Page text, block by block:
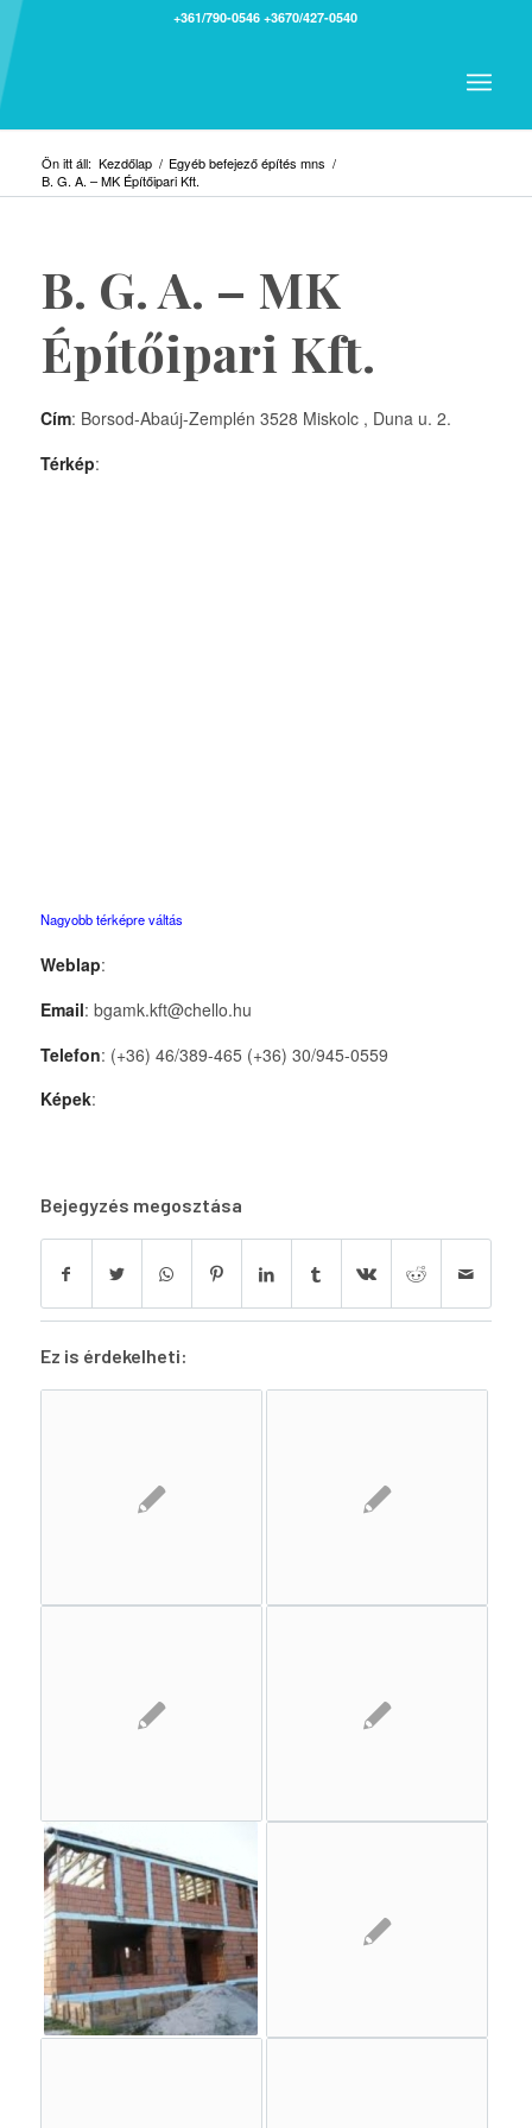
+361/790-0546 +3670/427-0540
Ön itt áll: Kezdőlap / Egyéb befejező építés mns /
B. G. A. – MK Építőipari Kft.
B. G. A. – MK
Építőipari Kft.
Cím: Borsod-Abaúj-Zemplén 3528 Miskolc , Duna u. 2.
Térkép:
Nagyobb térképre váltás
Weblap:
Email: bgamk.kft@chello.hu
Telefon: (+36) 46/389-465 (+36) 30/945-0559
Képek:
Bejegyzés megosztása
Ez is érdekelheti: